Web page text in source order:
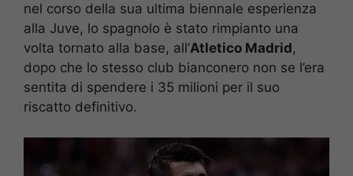
nel corso della sua ultima biennale esperienza
alla Juve, lo spagnolo è stato rimpianto una
volta tornato alla base, all’Atletico Madrid,
dopo che lo stesso club bianconero non se l’era
sentita di spendere i 35 milioni per il suo
riscatto definitivo.